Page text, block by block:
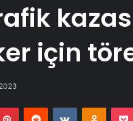
için
PinterestReddit VKontakte